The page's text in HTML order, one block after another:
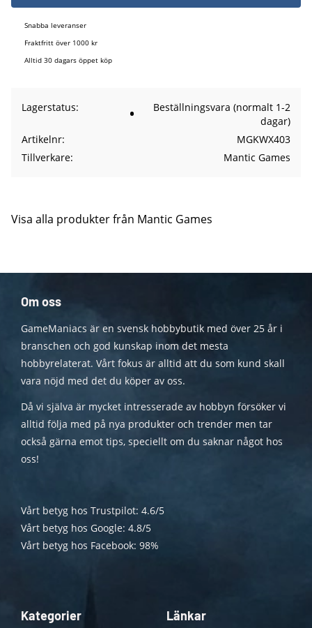
Snabba leveranser
Fraktfritt över 1000 kr
Alltid 30 dagars öppet köp
Lagerstatus
Beställningsvara (normalt 1-2
dagar)
Artikelnr
MGKWX403
Tillverkare
Mantic Games
Visa alla produkter från Mantic Games
Om oss
GameManiacs är en svensk hobbybutik med över 25 år i
branschen och god kunskap inom det mesta
hobbyrelaterat. Vårt fokus är alltid att du som kund skall
vara nöjd med det du köper av oss.
Då vi själva är mycket intresserade av hobbyn försöker vi
alltid följa med på nya produkter och trender men tar
också gärna emot tips, speciellt om du saknar något hos
oss!
Vårt betyg hos Trustpilot: 4.6/5
Vårt betyg hos Google: 4.8/5
Vårt betyg hos Facebook: 98%
Kategorier Länkar